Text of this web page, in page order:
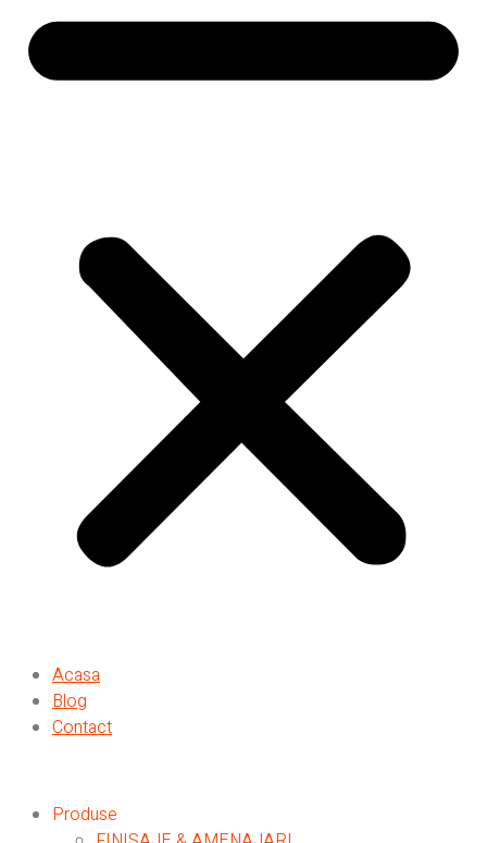
Acasa
Blog
Contact
Produse